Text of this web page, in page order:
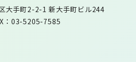
大手町2-2-1 新大手町ビル244
03-5205-7585